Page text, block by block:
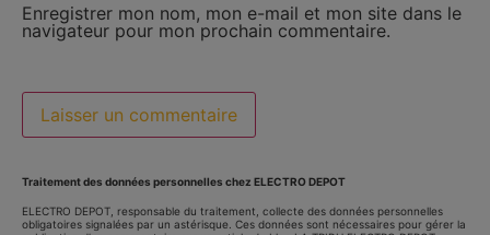
Enregistrer mon nom, mon e-mail et mon site dans le
navigateur pour mon prochain commentaire.
Traitement des données personnelles chez ELECTRO DEPOT
ELECTRO DEPOT, responsable du traitement, collecte des données personnelles
obligatoires signalées par un astérisque. Ces données sont nécessaires pour gérer la